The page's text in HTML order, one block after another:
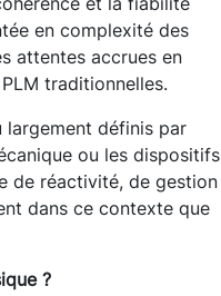
en complexité des
attentes accrues en
traditionnelles.
largement définis par
ou les dispositifs
de réactivité, de gestion
dans ce contexte que
?